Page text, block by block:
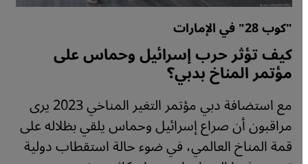
"كوب 28" في الإمارات
كيف تؤثر حرب إسرائيل وحماس على
مؤتمر المناخ بدبي؟
مع استضافة دبي مؤتمر التغير المناخي 2023 يرى
مراقبون أن صراع إسرائيل وحماس يلقي بظلاله على
قمة المناخ العالمي، في ضوء حالة استقطاب دولية